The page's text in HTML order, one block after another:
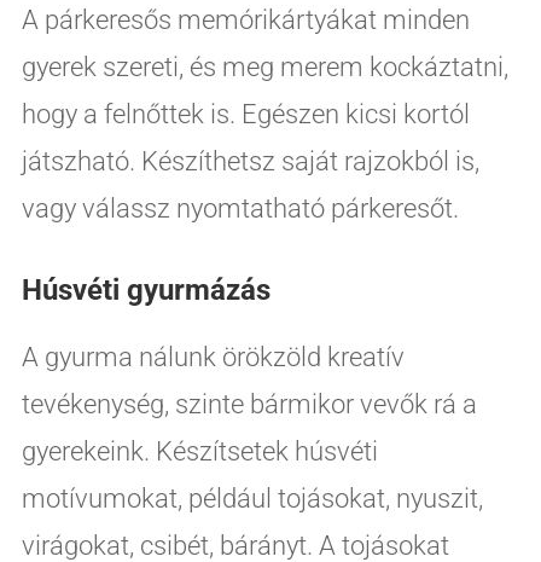
A párkeresős memórikártyákat minden
gyerek szereti, és meg merem kockáztatni,
hogy a felnőttek is. Egészen kicsi kortól
játszható. Készíthetsz saját rajzokból is,
vagy válassz nyomtatható párkeresőt.
Húsvéti gyurmázás
A gyurma nálunk örökzöld kreatív
tevékenység, szinte bármikor vevők rá a
gyerekeink. Készítsetek húsvéti
motívumokat, például tojásokat, nyuszit,
virágokat, csibét, bárányt. A tojásokat